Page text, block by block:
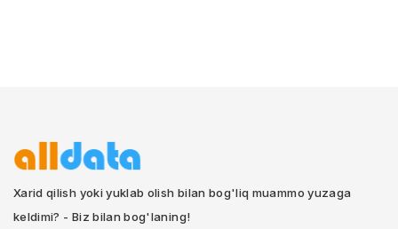
Xarid qilish yoki yuklab olish bilan bog'liq muammo yuzaga
keldimi? - Biz bilan bog'laning!